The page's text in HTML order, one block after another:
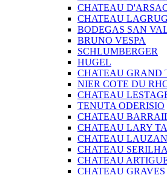
CHATEAU
CHATEAU
BODEGAS SAN
BRUNO VESPA
SCHLUMBERGER
HUGEL
CHATEAU GRAND
NIER COTE DU
CHATEAU
TENUTA ODERISIO
CHATEAU
CHATEAU LARY
CHATEAU
CHATEAU
CHATEAU
CHATEAU